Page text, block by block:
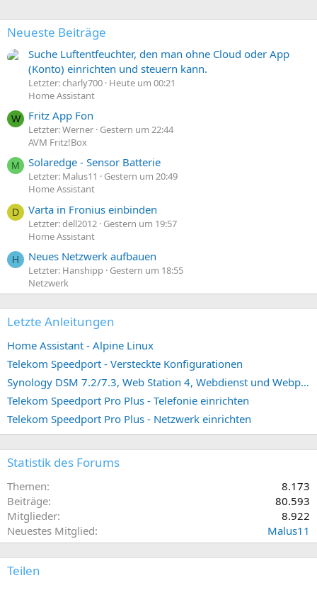
Neueste Beiträge
Suche Luftentfeuchter, den man ohne Cloud oder App
(Konto) einrichten und steuern kann.
Letzter: charly700 Heute um 00:21
Home Assistant
W Fritz App Fon
Letzter: Werner Gestern um 22:44
AVM Fritz!Box
M Solaredge - Sensor Batterie
Letzter: Malus11
Gestern um 20:49
Home Assistant
D Varta in Fronius einbinden
Letzter: dell2012 Gestern um 19:57
Home Assistant
H Neues Netzwerk aufbauen
Letzter: Hanshipp Gestern um 18:55
Netzwerk
Letzte Anleitungen
Home Assistant - Alpine Linux
Telekom Speedport - Versteckte Konfigurationen
Synology DSM 7.2/7.3, Web Station 4, Webdienst und Webportal erstellen (ehemals vHost)
Telekom Speedport Pro Plus - Telefonie einrichten
Telekom Speedport Pro Plus - Netzwerk einrichten
Statistik des Forums
Themen
8.173
Beiträge
80.593
Mitglieder
8.922
Neuestes Mitglied
Malus11
Teilen